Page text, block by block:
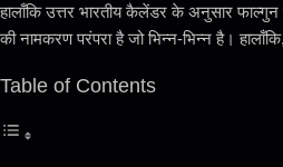
हालाँकि उत्तर भारतीय कैलेंडर के अनुसार फाल्गुन
की नामकरण परंपरा है जो भिन्न-भिन्न है।
Table of Contents